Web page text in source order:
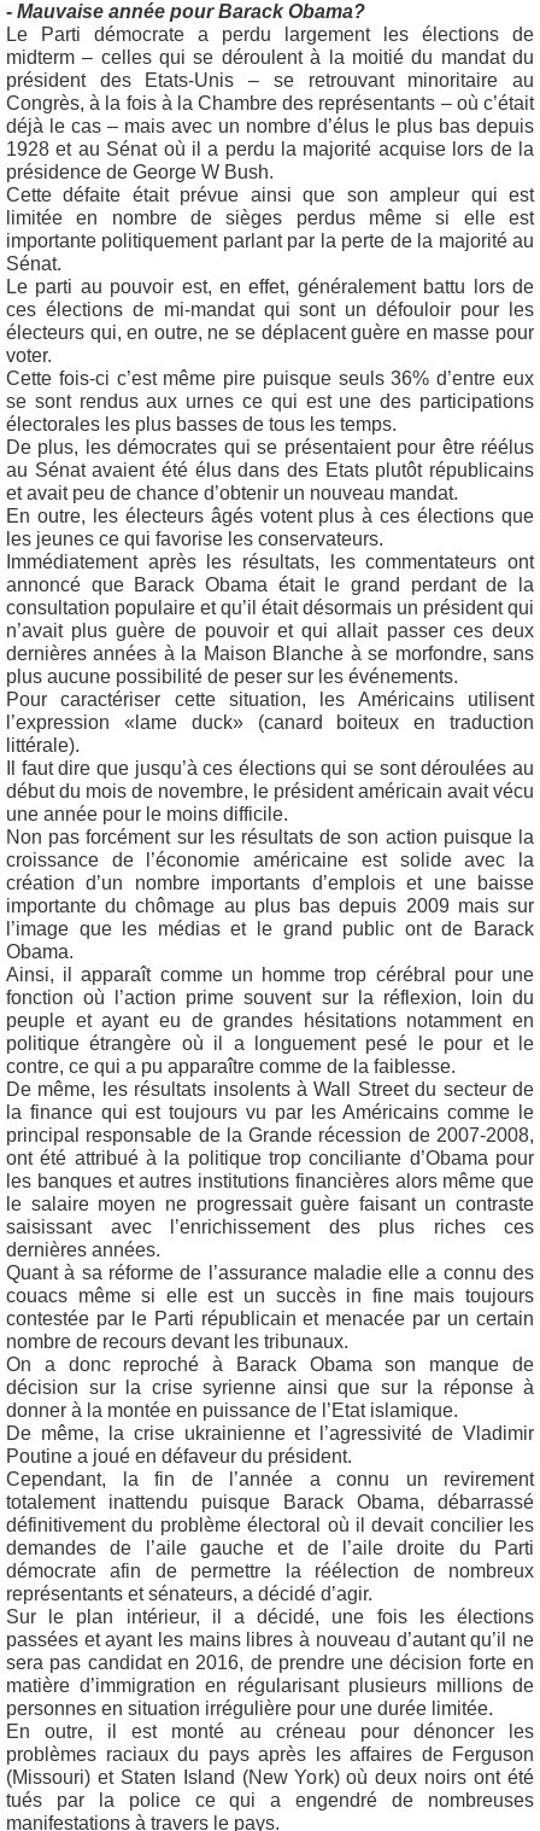
- Mauvaise année pour Barack Obama?
Le Parti démocrate a perdu largement les élections de
midterm – celles qui se déroulent à la moitié du mandat du
président des Etats-Unis – se retrouvant minoritaire au
Congrès, à la fois à la Chambre des représentants – où c’était
déjà le cas – mais avec un nombre d’élus le plus bas depuis
1928 et au Sénat où il a perdu la majorité acquise lors de la
présidence de George W Bush.
Cette défaite était prévue ainsi que son ampleur qui est
limitée en nombre de sièges perdus même si elle est
importante politiquement parlant par la perte de la majorité au
Sénat.
Le parti au pouvoir est, en effet, généralement battu lors de
ces élections de mi-mandat qui sont un défouloir pour les
électeurs qui, en outre, ne se déplacent guère en masse pour
voter.
Cette fois-ci c’est même pire puisque seuls 36% d’entre eux
se sont rendus aux urnes ce qui est une des participations
électorales les plus basses de tous les temps.
De plus, les démocrates qui se présentaient pour être réélus
au Sénat avaient été élus dans des Etats plutôt républicains
et avait peu de chance d’obtenir un nouveau mandat.
En outre, les électeurs âgés votent plus à ces élections que
les jeunes ce qui favorise les conservateurs.
Immédiatement après les résultats, les commentateurs ont
annoncé que Barack Obama était le grand perdant de la
consultation populaire et qu’il était désormais un président qui
n’avait plus guère de pouvoir et qui allait passer ces deux
dernières années à la Maison Blanche à se morfondre, sans
plus aucune possibilité de peser sur les événements.
Pour caractériser cette situation, les Américains utilisent
l’expression «lame duck» (canard boiteux en traduction
littérale).
Il faut dire que jusqu’à ces élections qui se sont déroulées au
début du mois de novembre, le président américain avait vécu
une année pour le moins difficile.
Non pas forcément sur les résultats de son action puisque la
croissance de l’économie américaine est solide avec la
création d’un nombre importants d’emplois et une baisse
importante du chômage au plus bas depuis 2009 mais sur
l’image que les médias et le grand public ont de Barack
Obama.
Ainsi, il apparaît comme un homme trop cérébral pour une
fonction où l’action prime souvent sur la réflexion, loin du
peuple et ayant eu de grandes hésitations notamment en
politique étrangère où il a longuement pesé le pour et le
contre, ce qui a pu apparaître comme de la faiblesse.
De même, les résultats insolents à Wall Street du secteur de
la finance qui est toujours vu par les Américains comme le
principal responsable de la Grande récession de 2007-2008,
ont été attribué à la politique trop conciliante d’Obama pour
les banques et autres institutions financières alors même que
le salaire moyen ne progressait guère faisant un contraste
saisissant avec l’enrichissement des plus riches ces
dernières années.
Quant à sa réforme de l’assurance maladie elle a connu des
couacs même si elle est un succès in fine mais toujours
contestée par le Parti républicain et menacée par un certain
nombre de recours devant les tribunaux.
On a donc reproché à Barack Obama son manque de
décision sur la crise syrienne ainsi que sur la réponse à
donner à la montée en puissance de l’Etat islamique.
De même, la crise ukrainienne et l’agressivité de Vladimir
Poutine a joué en défaveur du président.
Cependant, la fin de l’année a connu un revirement
totalement inattendu puisque Barack Obama, débarrassé
définitivement du problème électoral où il devait concilier les
demandes de l’aile gauche et de l’aile droite du Parti
démocrate afin de permettre la réélection de nombreux
représentants et sénateurs, a décidé d’agir.
Sur le plan intérieur, il a décidé, une fois les élections
passées et ayant les mains libres à nouveau d’autant qu’il ne
sera pas candidat en 2016, de prendre une décision forte en
matière d’immigration en régularisant plusieurs millions de
personnes en situation irrégulière pour une durée limitée.
En outre, il est monté au créneau pour dénoncer les
problèmes raciaux du pays après les affaires de Ferguson
(Missouri) et Staten Island (New York) où deux noirs ont été
tués par la police ce qui a engendré de nombreuses
manifestations à travers le pays.